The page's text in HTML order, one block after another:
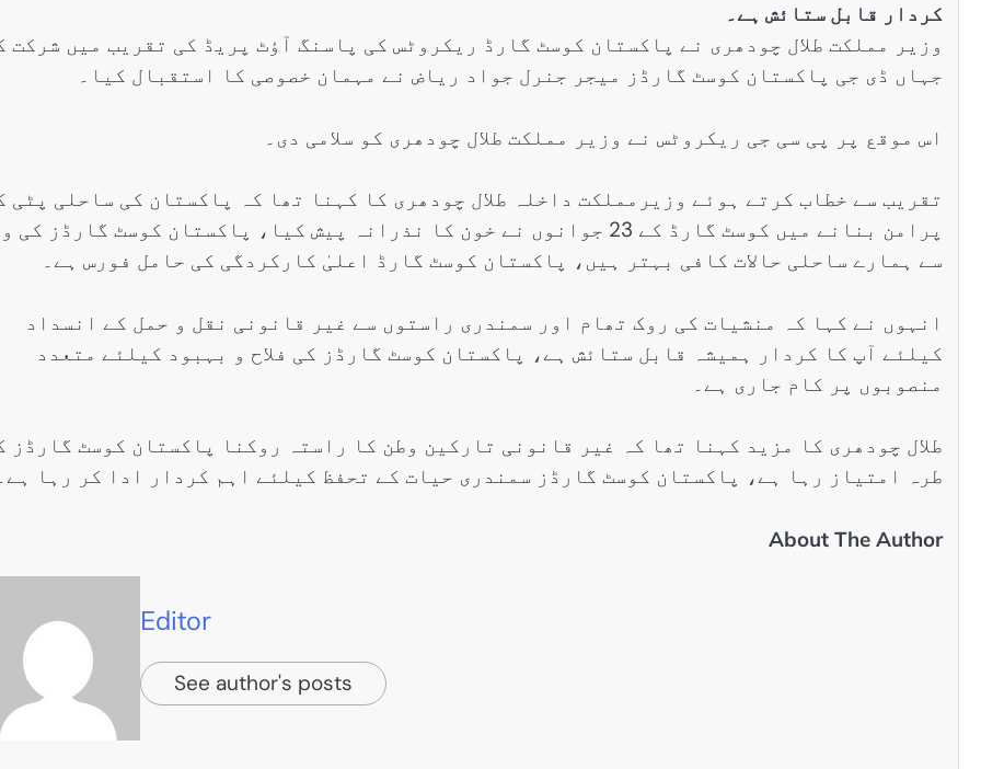
کردار قابل ستائش ہے۔
وزیر مملکت طلال چودھری نے پاکستان کوسٹ گارڈ ریکروٹس کی پاسنگ آؤٹ پریڈ کی تقریب میں شرکت
جہاں ڈی جی پاکستان کوسٹ گارڈز میجر جنرل جواد ریاض نے مہمان خصوصی کا استقبال کیا۔
اس موقع پر پی سی جی ریکروٹس نے وزیر مملکت طلال چودھری کو سلامی دی۔
تقریب سے خطاب کرتے ہوئے وزیرمملکت داخلہ طلال چودھری کا کہنا تھا کہ پاکستان کی ساحلی پٹی
پرامن بنانے میں کوسٹ گارڈ کے 23 جوانوں نے خون کا نذرانہ پیش کیا، پاکستان کوسٹ گارڈز کی
سے ہمارے ساحلی حالات کافی بہتر ہیں، پاکستان کوسٹ گارڈ اعلیٰ کارکردگی کی حامل فورس ہے۔
انہوں نے کہا کہ منشیات کی روک تھام اور سمندری راستوں سے غیر قانونی نقل و حمل کے انسداد
کیلئے آپ کا کردار ہمیشہ قابل ستائش ہے، پاکستان کوسٹ گارڈز کی فلاح و بہبود کیلئے متعدد
منصوبوں پر کام جاری ہے۔
طلال چودھری کا مزید کہنا تھا کہ غیر قانونی تارکین وطن کا راستہ روکنا پاکستان کوسٹ گارڈز
طرہ امتیاز رہا ہے، پاکستان کوسٹ گارڈز سمندری حیات کے تحفظ کیلئے اہم کردار ادا کر رہا
About The Author
Editor
See author's posts